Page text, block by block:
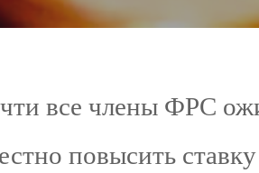
все члены ФРС
повысить